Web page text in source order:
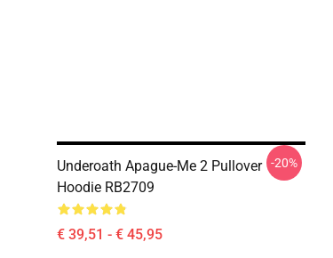
Underoath Apague-Me 2 Pullover
Hoodie RB2709
€ 39,51 - € 45,95
-20%